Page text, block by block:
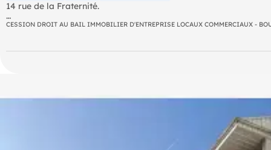
14 rue de la Fraternité.
À saisir : local commercial en rez-de-chaussée idéalement situé
Le local offre une surface de 62 m² entièrement de plain-pied,
De nombreux stationnements clients gratuits se trouvent à
CESSION DROIT AU BAIL IMMOBILIER D'ENTREPRISE LOCAUX COMMERCIAUX -